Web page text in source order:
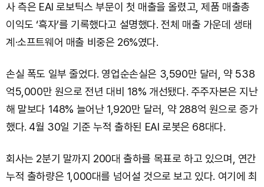
사 측은 EAI 로보틱스 부문이 첫 매출을 올렸고, 제품 매출총
이익도 ‘흑자’를 기록했다고 설명했다. 전체 매출 가운데 생태
계·소프트웨어 매출 비중은 26%였다.
손실 폭도 일부 줄었다. 영업순손실은 3,590만 달러, 약 538
억5,000만 원으로 전년 대비 18% 개선됐다. 주주자본은 지난
해 말보다 148% 늘어난 1,920만 달러, 약 288억 원으로 증가
했다. 4월 30일 기준 누적 출하된 EAI 로봇은 68대다.
회사는 2분기 말까지 200대 출하를 목표로 하고 있으며, 연간
누적 출하량은 1,000대를 넘어설 것으로 보고 있다. 여기에 최